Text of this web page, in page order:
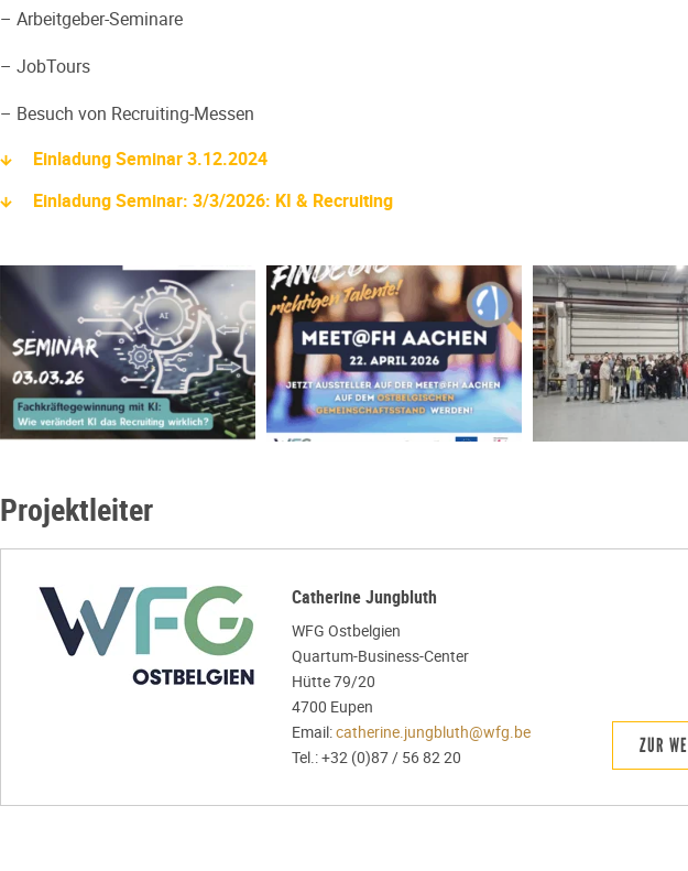
– Arbeitgeber-Seminare
– JobTours
– Besuch von Recruiting-Messen
Einladung Seminar 3.12.2024
Einladung Seminar: 3/3/2026: KI & Recruiting
Projektleiter
Catherine Jungbluth
WFG Ostbelgien
Quartum-Business-Center
Hütte 79/20
4700 Eupen
Email:catherine.jungbluth@wfg.be
Tel.: +32 (0)87 / 56 82 20
ZUR